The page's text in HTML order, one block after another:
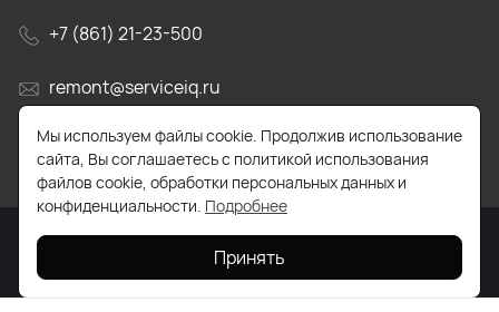
+7 (861) 21-23-500
remont@serviceiq.ru
г. Краснодар, ул. Бабушкина, д. 309
2026 © Все права защищены. Работает наReadyScript
Мы используем файлы cookie. Продолжив использование
сайта, Вы соглашаетесь с политикой использования
файлов cookie, обработки персональных данных и
конфиденциальности. Подробнее
Принять